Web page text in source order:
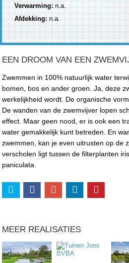
Verwarming:n.a.
Afdekking:n.a.
EEN DROOM VAN EEN
Zwemmen in 100% natuurlijk water
bomen, bos en ander groen. Ja, deze
werkelijkheid wordt. De organische
De wanden van de zwemvijver lopen
effect. Maar geen nood, er is ook een
water gemakkelijk kunt betreden. En
zwemmen, kan je even uitrusten op de
verscholen ligt tussen de filterplanten
paniculata.
MEER REALISATIES